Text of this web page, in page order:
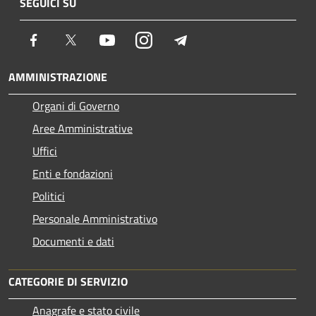
Facebook Twitter YoutubeInstagram
AMMINISTRAZIONE
Organi di Governo
Aree Amministrative
Uffici
Enti e fondazioni
Politici
Personale Amministrativo
Documenti e dati
CATEGORIE DI SERVIZIO
Anagrafe e stato civile